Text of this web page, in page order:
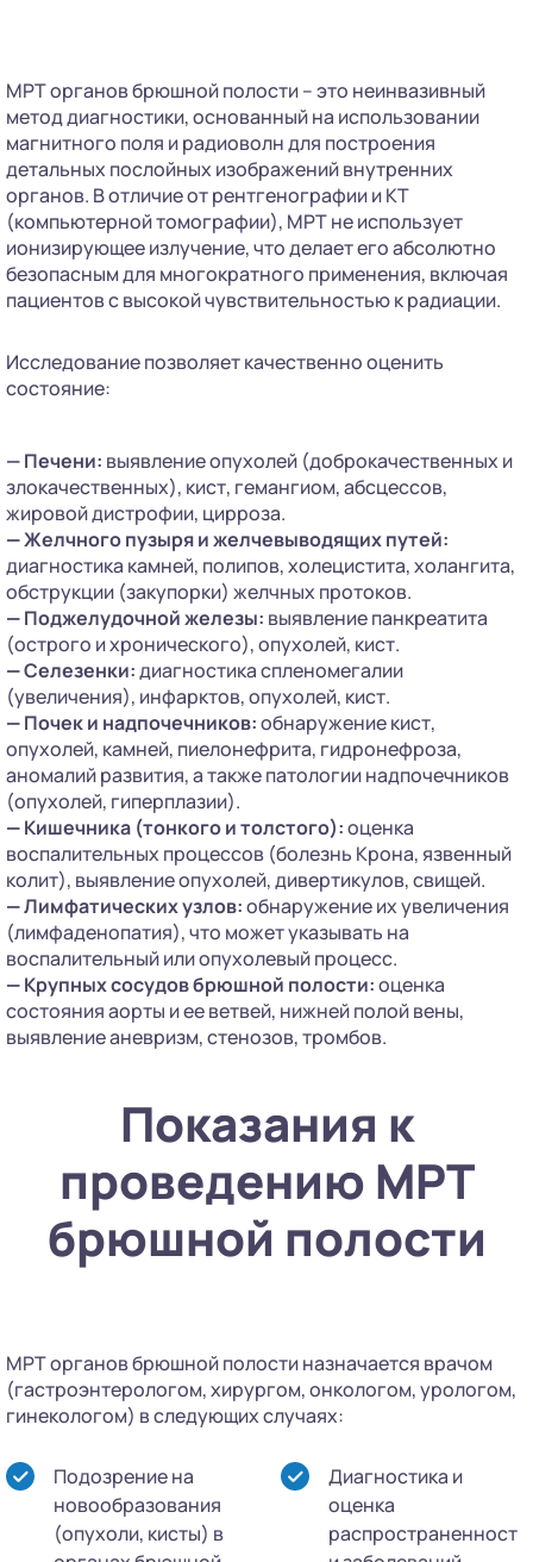
МРТ органов брюшной полости – это неинвазивный
метод диагностики, основанный на использовании
магнитного поля и радиоволн для построения
детальных послойных изображений внутренних
органов. В отличие от рентгенографии и КТ
(компьютерной томографии), МРТ не использует
ионизирующее излучение, что делает его абсолютно
безопасным для многократного применения, включая
пациентов с высокой чувствительностью к радиации.
Исследование позволяет качественно оценить
состояние:
— Печени: выявление опухолей (доброкачественных и
злокачественных), кист, гемангиом, абсцессов,
жировой дистрофии, цирроза.
—Желчного пузыря и желчевыводящих путей:
диагностика камней, полипов, холецистита, холангита,
обструкции (закупорки) желчных протоков.
—Поджелудочной железы: выявление панкреатита
(острого и хронического), опухолей, кист.
—Селезенки:диагностика спленомегалии
(увеличения), инфарктов, опухолей, кист.
—Почек и надпочечников:обнаружение кист,
опухолей, камней, пиелонефрита, гидронефроза,
аномалий развития, а также патологии надпочечников
(опухолей, гиперплазии).
—Кишечника (тонкого и толстого):оценка
воспалительных процессов (болезнь Крона, язвенный
колит), выявление опухолей, дивертикулов, свищей.
—Лимфатических узлов:обнаружение их увеличения
(лимфаденопатия), что может указывать на
воспалительный или опухолевый процесс.
—Крупных сосудов брюшной полости:оценка
состояния аорты и ее ветвей, нижней полой вены,
выявление аневризм, стенозов, тромбов.
Показания к
проведению МРТ
брюшной полости
МРТ органов брюшной полости назначается врачом
(гастроэнтерологом, хирургом, онкологом, урологом,
гинекологом) в следующих случаях:
Подозрение на
новообразования
(опухоли, кисты) в
Диагностика и
оценка
распространенност